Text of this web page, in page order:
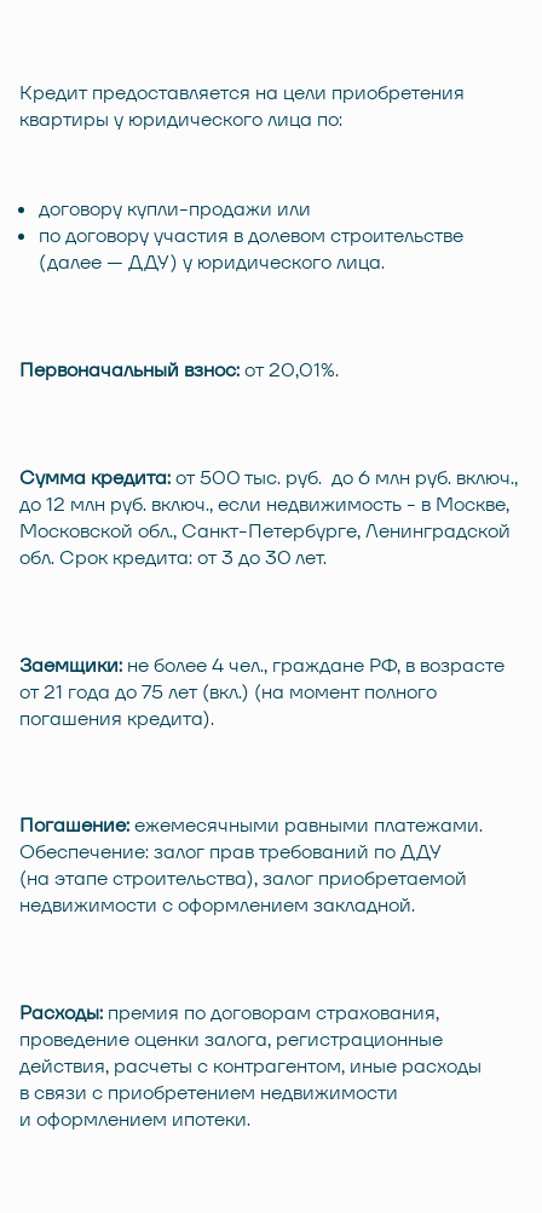
Кредит предоставляется на цели приобретения
квартиры у юридического лица по:
договору купли-продажи или
по договору участия в долевом строительстве
(далее — ДДУ) у юридического лица.
Первоначальный взнос:от 20,01%.
Сумма кредита:от 500 тыс. руб. до 6 млн руб. включ.,
до 12 млн руб. включ., если недвижимость - в Москве,
Московской обл., Санкт-Петербурге, Ленинградской
обл. Срок кредита: от 3 до 30 лет.
Заемщики: не более 4 чел., граждане РФ, в возрасте
от 21 года до 75 лет (вкл.) (на момент полного
погашения кредита).
Погашение:ежемесячными равными платежами.
Обеспечение: залог прав требований по ДДУ
(на этапе строительства), залог приобретаемой
недвижимости с оформлением закладной.
Расходы: премия по договорам страхования,
проведение оценки залога, регистрационные
действия, расчеты с контрагентом, иные расходы
в связи с приобретением недвижимости
и оформлением ипотеки.